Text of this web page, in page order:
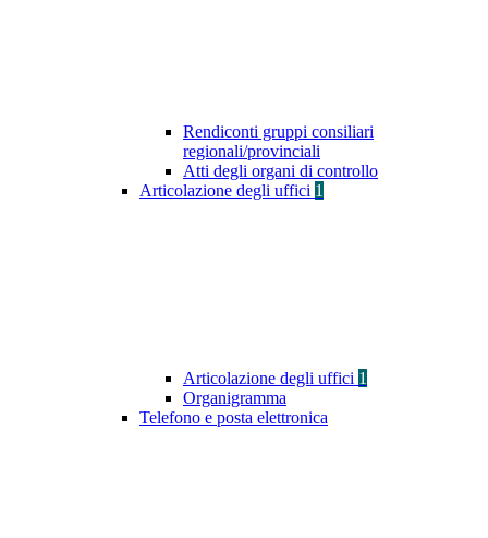
Rendiconti gruppi consiliari
regionali/provinciali
Atti degli organi di controllo
Articolazione degli uffici 1
Articolazione degli uffici 1
Organigramma
Telefono e posta elettronica